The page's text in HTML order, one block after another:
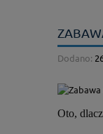
Dodano:
Oto,